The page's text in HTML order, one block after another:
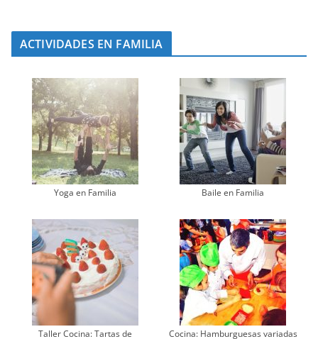
ACTIVIDADES EN FAMILIA
Yoga en Familia Baile en Familia
Taller Cocina: Tartas de
Cocina: Hamburguesas variadas